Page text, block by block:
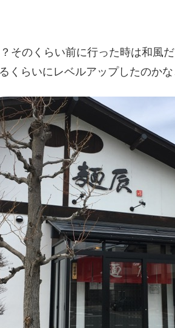
そのくらい前に行った時は和風
くらいにレベルアップしたのか